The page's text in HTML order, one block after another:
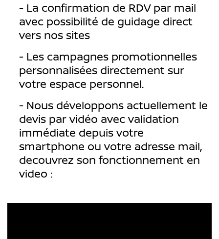
- La confirmation de RDV par mail
avec possibilité de guidage direct
vers nos sites
- Les campagnes promotionnelles
personnalisées directement sur
votre espace personnel.
- Nous développons actuellement le
devis par vidéo avec validation
immédiate depuis votre
smartphone ou votre adresse mail,
decouvrez son fonctionnement en
video :